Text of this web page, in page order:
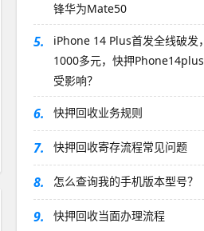
锋华为Mate50
5.
iPhone 14 Plus首发全线破发
1000多元，快押
受影响？
6. 快押回收业务规则
7. 快押回收寄存流程常见问题
8. 怎么查询我的手机版本型号？
9. 快押回收当面办理流程